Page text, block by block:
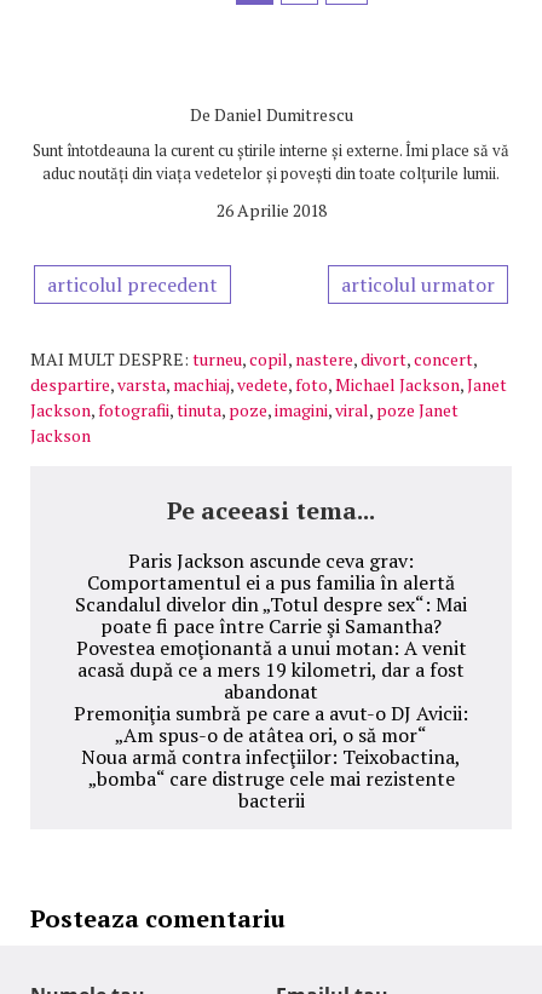
De Daniel Dumitrescu
Sunt întotdeauna la curent cu știrile interne și externe. Îmi place să vă
aduc noutăți din viața vedetelor și povești din toate colțurile lumii.
26 Aprilie 2018
articolul precedent articolul urmator
MAI MULT DESPRE: turneu,copil, nastere,divort,concert,
despartire,varsta, machiaj,vedete,foto,Michael Jackson,Janet
Jackson,fotografii,tinuta, poze,imagini,viral, poze Janet
Jackson
Pe aceeasi tema...
Paris Jackson ascunde ceva grav:
Comportamentul ei a pus familia în alertă
Scandalul divelor din „Totul despre sex“: Mai
poate fi pace între Carrie şi Samantha?
Povestea emoţionantă a unui motan: A venit
acasă după ce a mers 19 kilometri, dar a fost
abandonat
Premoniţia sumbră pe care a avut-o DJ Avicii:
„Am spus-o de atâtea ori, o să mor“
Noua armă contra infecţiilor: Teixobactina,
„bomba“ care distruge cele mai rezistente
bacterii
Posteaza comentariu